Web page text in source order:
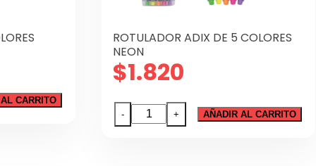
CARRITO
ROTULADOR ADIX DE 5 COLORES
NEON
$1.820
-
ROTULADOR
ADIX
+ AÑADIR AL CARRITO